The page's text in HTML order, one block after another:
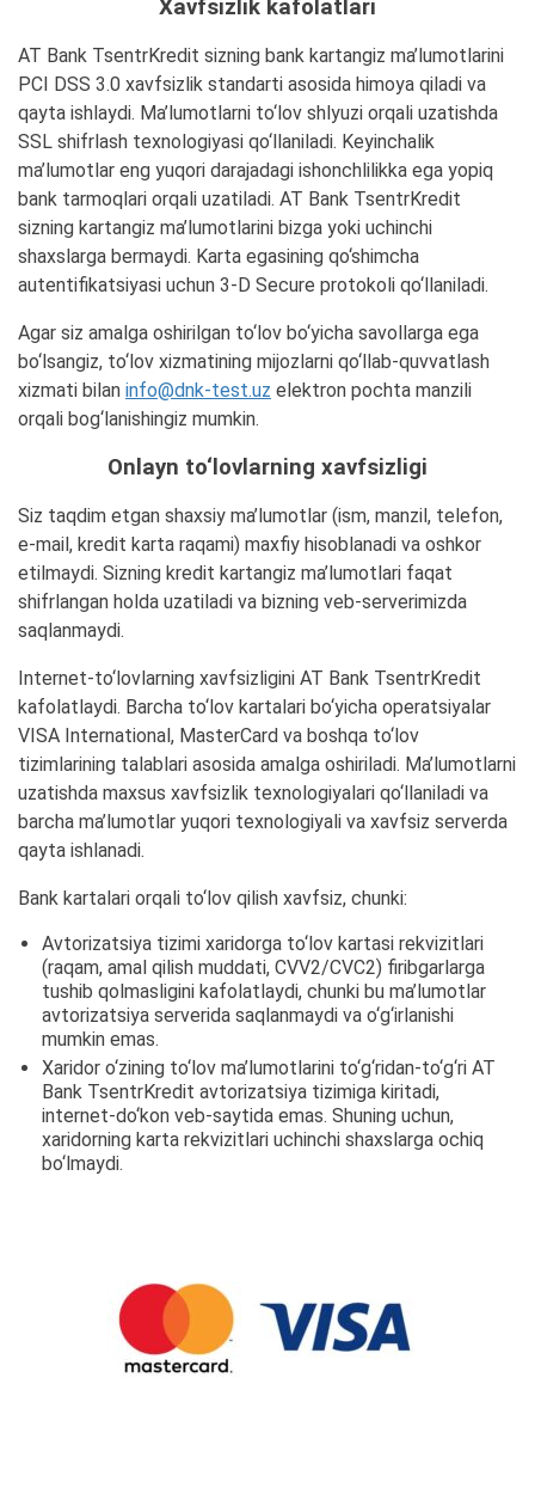
Xavfsizlik kafolatlari
AT Bank TsentrKredit sizning bank kartangiz ma’lumotlarini
PCI DSS 3.0 xavfsizlik standarti asosida himoya qiladi va
qayta ishlaydi. Ma’lumotlarni to‘lov shlyuzi orqali uzatishda
SSL shifrlash texnologiyasi qo‘llaniladi. Keyinchalik
ma’lumotlar eng yuqori darajadagi ishonchlilikka ega yopiq
bank tarmoqlari orqali uzatiladi. AT Bank TsentrKredit
sizning kartangiz ma’lumotlarini bizga yoki uchinchi
shaxslarga bermaydi. Karta egasining qo‘shimcha
autentifikatsiyasi uchun 3-D Secure protokoli qo‘llaniladi.
Agar siz amalga oshirilgan to‘lov bo‘yicha savollarga ega
bo‘lsangiz, to‘lov xizmatining mijozlarni qo‘llab-quvvatlash
xizmati bilan info@dnk-test.uz elektron pochta manzili
orqali bog‘lanishingiz mumkin.
Onlayn to‘lovlarning xavfsizligi
Siz taqdim etgan shaxsiy ma’lumotlar (ism, manzil, telefon,
e-mail, kredit karta raqami) maxfiy hisoblanadi va oshkor
etilmaydi. Sizning kredit kartangiz ma’lumotlari faqat
shifrlangan holda uzatiladi va bizning veb-serverimizda
saqlanmaydi.
Internet-to‘lovlarning xavfsizligini AT Bank TsentrKredit
kafolatlaydi. Barcha to‘lov kartalari bo‘yicha operatsiyalar
VISA International, MasterCard va boshqa to‘lov
tizimlarining talablari asosida amalga oshiriladi. Ma’lumotlarni
uzatishda maxsus xavfsizlik texnologiyalari qo‘llaniladi va
barcha ma’lumotlar yuqori texnologiyali va xavfsiz serverda
qayta ishlanadi.
Bank kartalari orqali to‘lov qilish xavfsiz, chunki:
Avtorizatsiya tizimi xaridorga to‘lov kartasi rekvizitlari
(raqam, amal qilish muddati, CVV2/CVC2) firibgarlarga
tushib qolmasligini kafolatlaydi, chunki bu ma’lumotlar
avtorizatsiya serverida saqlanmaydi va o‘g‘irlanishi
mumkin emas.
Xaridor o‘zining to‘lov ma’lumotlarini to‘g‘ridan-to‘g‘ri AT
Bank TsentrKredit avtorizatsiya tizimiga kiritadi,
internet-do‘kon veb-saytida emas. Shuning uchun,
xaridorning karta rekvizitlari uchinchi shaxslarga ochiq
bo‘lmaydi.